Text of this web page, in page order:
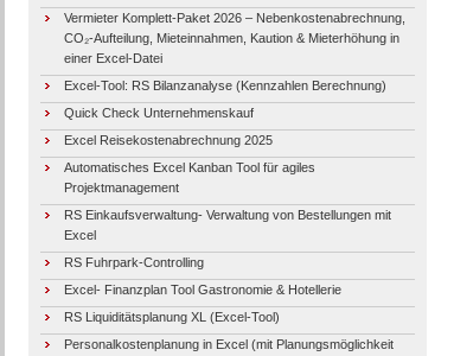
Vermieter Komplett-Paket 2026 – Nebenkostenabrechnung,
CO₂-Aufteilung, Mieteinnahmen, Kaution & Mieterhöhung in
einer Excel-Datei
Excel-Tool: RS Bilanzanalyse (Kennzahlen Berechnung)
Quick Check Unternehmenskauf
Excel Reisekostenabrechnung 2025
Automatisches Excel Kanban Tool für agiles
Projektmanagement
RS Einkaufsverwaltung- Verwaltung von Bestellungen mit
Excel
RS Fuhrpark-Controlling
Excel- Finanzplan Tool Gastronomie & Hotellerie
RS Liquiditätsplanung XL (Excel-Tool)
Personalkostenplanung in Excel (mit Planungsmöglichkeit